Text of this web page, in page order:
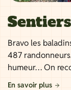
Bravo les
487
humeur… On
En savoir plus